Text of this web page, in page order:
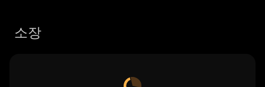
소장